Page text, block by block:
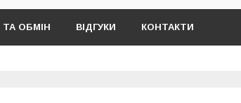
ОБМІН ВІДГУКИ КОНТАКТИ